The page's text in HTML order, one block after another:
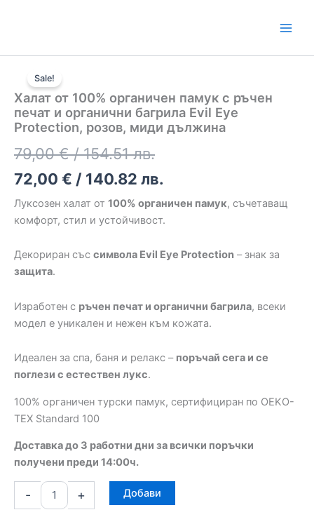
Sale!
Халат от 100% органичен памук с ръчен
печат и органични багрила Evil Eye
Protection, розов, миди дължина
79,00€ / 154.51 лв.
price
was:
лв..
72,00 € / 140.82 лв.
цена
е:
лв..
Луксозен халат от 100% органичен памук, съчетаващ
комфорт, стил и устойчивост.
Декориран със символа Evil Eye Protection – знак за
защита.
Изработен с ръчен печат и органични багрила, всеки
модел е уникален и нежен към кожата.
Идеален за спа, баня и релакс – поръчай сега и се
поглези с естествен лукс.
100% органичен турски памук, сертифициран по OEKO-
TEX Standard 100
Доставка до 3 работни дни за всички поръчки
получени преди 14:00ч.
-
Халат
от
100%
органичен
памук
с
ръчен
печат
и
органични
Eye
Protection,
миди
дължина
+ Добави
ръчен
печат
и
органични
багрила
Evil
Eye
Protection,
розов,
миди
дължина